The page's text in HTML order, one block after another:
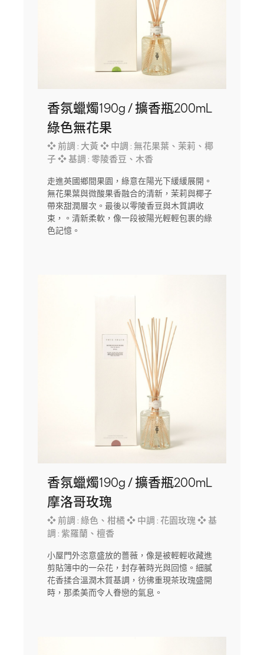
香氛蠟燭190g / 擴香瓶200mL
綠色無花果
❖ 前調 : 大黃 ❖ 中調 : 無花果葉、茉莉、椰
子 ❖ 基調 : 零陵香豆、木香
走進英國鄉間果園，綠意在陽光下緩緩展開。
無花果葉與微酸果香融合的清新，茉莉與椰子
帶來甜潤層次。最後以零陵香豆與木質調收
束，。清新柔軟，像一段被陽光輕輕包裹的綠
色記憶。
香氛蠟燭190g / 擴香瓶200mL
摩洛哥玫瑰
❖ 前調 : 綠色、柑橘 ❖ 中調 : 花園玫瑰 ❖ 基
調 : 紫羅蘭、檀香
小屋門外恣意盛放的薔薇，像是被輕輕收藏進
剪貼簿中的一朵花，封存著時光與回憶。細膩
花香揉合溫潤木質基調，彷彿重現茶玫瑰盛開
時，那柔美而令人眷戀的氣息。